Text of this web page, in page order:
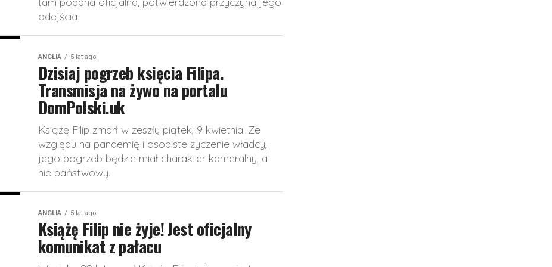
odejścia.
ANGLIA 5 lat ago
Dzisiaj pogrzeb księcia Filipa.
Transmisja na żywo na portalu
DomPolski.uk
Książę Filip zmarł w zeszły piątek, 9 kwietnia. Ze
względu na pandemię i osobiste życzenie władcy,
jego pogrzeb będzie miał charakter kameralny, a
nie państwowy.
ANGLIA 5 lat ago
Książę Filip nie żyje! Jest oficjalny
komunikat z pałacu